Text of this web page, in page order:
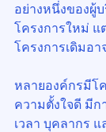
อย่างหนึ่งของผู้
โครงการใหม่ แ
โครงการเดิมอ
หลายองค์กรมีโ
ความตั้งใจดี มี
เวลา บุคลากร